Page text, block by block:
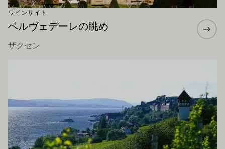
ワインサイト
ベルヴェデーレの眺め
ザクセン